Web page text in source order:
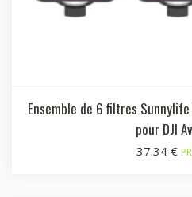
Ensemble de 6 filtres
pour DJI
37.34 €